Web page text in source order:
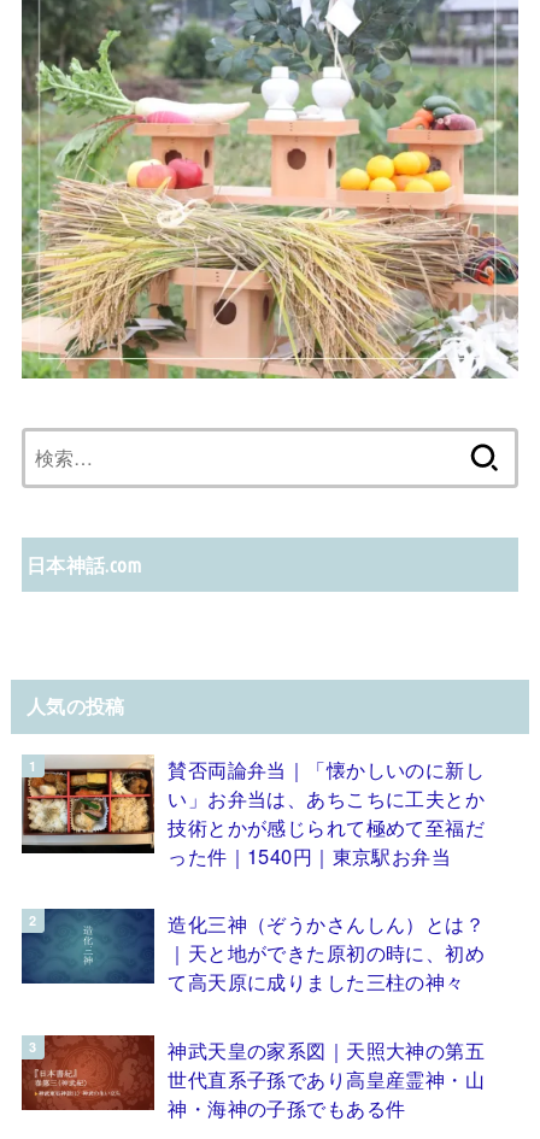
索:
日本神話.com
人気の投稿
賛否両論弁当｜「懐かしいのに新し
い」お弁当は、あちこちに工夫とか
技術とかが感じられて極めて至福だ
った件｜1540円｜東京駅お弁当
造化三神（ぞうかさんしん）とは？
｜天と地ができた原初の時に、初め
て高天原に成りました三柱の神々
神武天皇の家系図｜天照大神の第五
世代直系子孫であり高皇産霊神・山
神・海神の子孫でもある件